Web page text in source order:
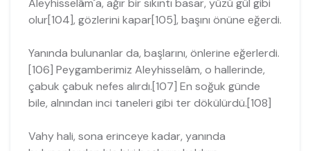
olur[104], gözlerini kapar[105], başını önüne eğerdi.
Yanında bulunanlar da, başlarını, önlerine eğerlerdi.
[106] Peygamberimiz Aleyhisselâm, o hallerinde,
çabuk çabuk nefes alırdı.[107] En soğuk günde
bile, alnından inci taneleri gibi ter dökülürdü.[108]
Vahy hali, sona erinceye kadar, yanında